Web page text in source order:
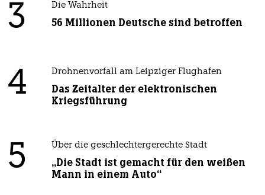
3 Die Wahrheit
56 Millionen Deutsche sind betroffen
4 Drohnenvorfall am Leipziger Flughafen
Das Zeitalter der elektronischen
Kriegsführung
5 Über die geschlechtergerechte Stadt
„Die Stadt ist gemacht für den weißen
Mann in einem Auto“